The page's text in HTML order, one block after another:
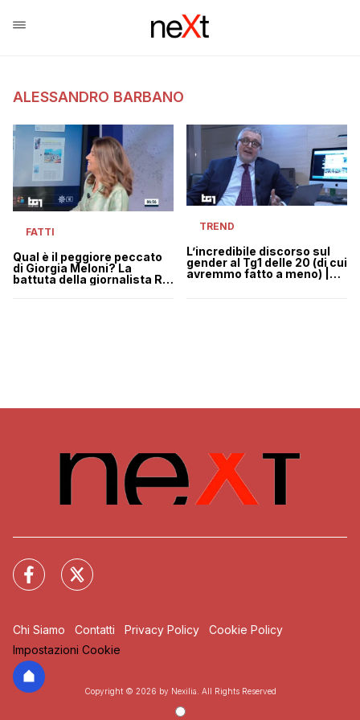
ALESSANDRO BARBANO
FATTI
Qual è il peggiore peccato
di Giorgia Meloni? La
battuta della giornalista Rai
TREND
L’incredibile discorso sul
gender al Tg1 delle 20 (di cui
avremmo fatto a meno) |
Chi Siamo Contatti Privacy Policy
Cookie Policy
Impostazioni Cookie
Copyright © 2026 by Nexilia. All Rights Reserved